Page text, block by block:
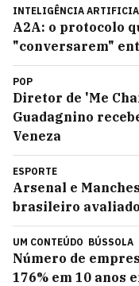
INTELIGÊNCIA
A2A: o protocolo
"conversarem"
POP
Diretor de 'Me
Guadagnino
Veneza
ESPORTE
Arsenal e
brasileiro
UM CONTEÚDO BÚSSOLA
Número de
176% em 10 anos